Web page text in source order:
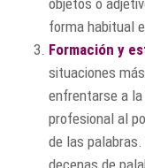
forma habitual
Formación y
situaciones
enfrentarse a
profesional al
de las
decenas de